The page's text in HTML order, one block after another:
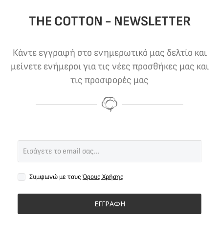
THE COTTON - NEWSLETTER
Κάντε εγγραφή στο ενημερωτικό μας δελτίο και
μείνετε ενήμεροι για τις νέες προσθήκες μας και
τις προσφορές μας
Συμφωνώ με τους Όρους Χρήσης
ΕΓΓΡΑΦΗ